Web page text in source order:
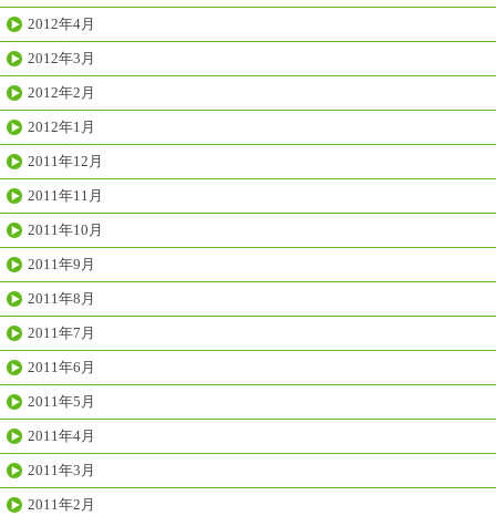
2012年4月
2012年3月
2012年2月
2012年1月
2011年12月
2011年11月
2011年10月
2011年9月
2011年8月
2011年7月
2011年6月
2011年5月
2011年4月
2011年3月
2011年2月